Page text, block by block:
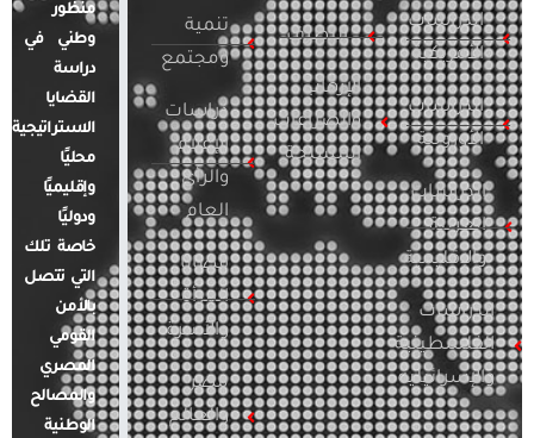
الدراسات
الأمريكية
الدراسات
الأوروبية
الدراسات
العربية
والإقليمية
الدراسات
الفلسطينية
والإسرائيلية
التطرف
الإرهاب
والصراعات
المسلحة
تنمية
ومجتمع
دراسات
الإعلام
والرأي
العام
قضايا
المرأة
والأسرة
مصر
والعالم
منظور
وطني في
دراسة
القضايا
الاستراتيجية
محليًا
وإقليميًا
ودوليًا
خاصة تلك
التي تتصل
بالأمن
القومي
المصري
والمصالح
الوطنية